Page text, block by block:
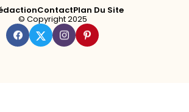
ContactPlan Du Site
© Copyright 2025